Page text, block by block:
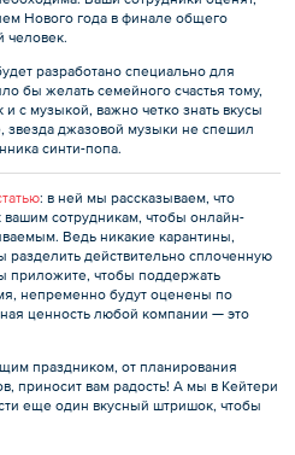
Нового года в финале общего
человек.
разработано специально для
бы желать семейного счастья тому,
и с музыкой, важно четко знать вкусы
звезда джазовой музыки не спешил
синти-попа.
: в ней мы рассказываем, что
вашим сотрудникам, чтобы онлайн-
Ведь никакие карантины,
действительно сплоченную
приложите, чтобы поддержать
непременно будут оценены по
ценность любой компании — это
праздником, от планирования
приносит вам радость! А мы в Кейтери
еще один вкусный штришок, чтобы